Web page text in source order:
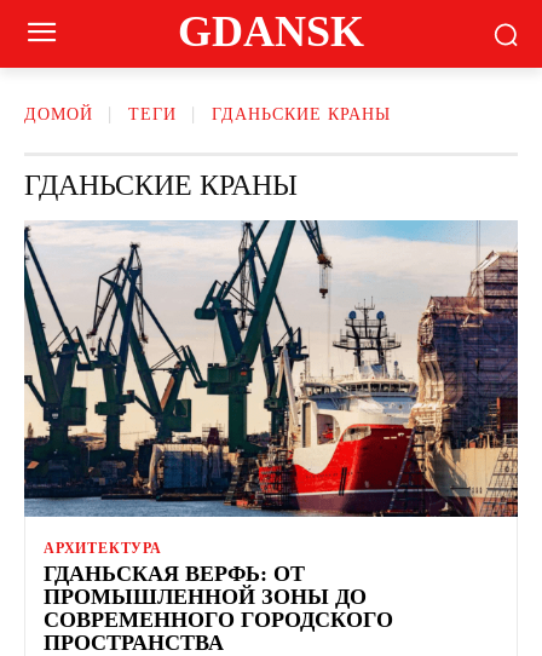
GDANSK
ДОМОЙ ТЕГИ ГДАНЬСКИЕ КРАНЫ
ГДАНЬСКИЕ КРАНЫ
АРХИТЕКТУРА
ГДАНЬСКАЯ ВЕРФЬ: ОТ
ПРОМЫШЛЕННОЙ ЗОНЫ ДО
СОВРЕМЕННОГО ГОРОДСКОГО
ПРОСТРАНСТВА